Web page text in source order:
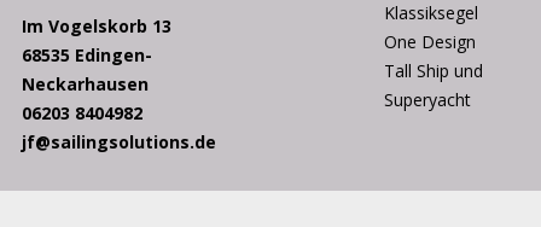
Im Vogelskorb 13
68535 Edingen-
Neckarhausen
06203 8404982
jf@sailingsolutions.de
Klassiksegel
One Design
Tall Ship und
Superyacht